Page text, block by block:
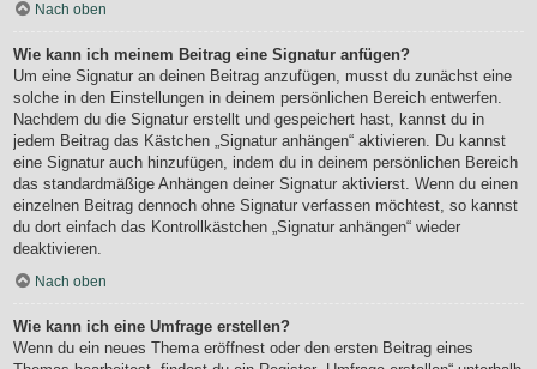
Nach oben
Wie kann ich meinem Beitrag eine Signatur anfügen?
Um eine Signatur an deinen Beitrag anzufügen, musst du zunächst eine
solche in den Einstellungen in deinem persönlichen Bereich entwerfen.
Nachdem du die Signatur erstellt und gespeichert hast, kannst du in
jedem Beitrag das Kästchen „Signatur anhängen“ aktivieren. Du kannst
eine Signatur auch hinzufügen, indem du in deinem persönlichen Bereich
das standardmäßige Anhängen deiner Signatur aktivierst. Wenn du einen
einzelnen Beitrag dennoch ohne Signatur verfassen möchtest, so kannst
du dort einfach das Kontrollkästchen „Signatur anhängen“ wieder
deaktivieren.
Nach oben
Wie kann ich eine Umfrage erstellen?
Wenn du ein neues Thema eröffnest oder den ersten Beitrag eines